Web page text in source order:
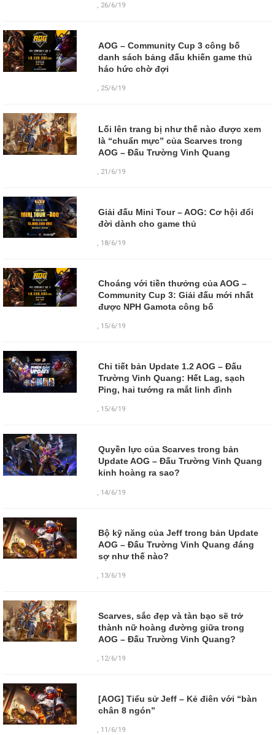
, 26/6/19
AOG – Community Cup 3 công bố
danh sách bảng đấu khiến game thủ
háo hức chờ đợi
, 25/6/19
Lối lên trang bị như thế nào được xem
là “chuẩn mực” của Scarves trong
AOG – Đấu Trường Vinh Quang
, 21/6/19
Giải đấu Mini Tour – AOG: Cơ hội đổi
đời dành cho game thủ
, 18/6/19
Choáng với tiền thưởng của AOG –
Community Cup 3: Giải đấu mới nhất
được NPH Gamota công bố
, 15/6/19
Chi tiết bản Update 1.2 AOG – Đấu
Trường Vinh Quang: Hết Lag, sạch
Ping, hai tướng ra mắt linh đình
, 15/6/19
Quyền lực của Scarves trong bản
Update AOG – Đấu Trường Vinh Quang
kinh hoàng ra sao?
14/6/19
Bộ kỹ năng của Jeff trong bản Update
AOG – Đấu Trường Vinh Quang đáng
sợ như thế nào?
, 13/6/19
Scarves, sắc đẹp và tàn bạo sẽ trở
thành nữ hoàng đường giữa trong
AOG – Đấu Trường Vinh Quang?
, 12/6/19
[AOG] Tiểu sử Jeff – Kẻ điên với “bàn
chân 8 ngón”
, 11/6/19